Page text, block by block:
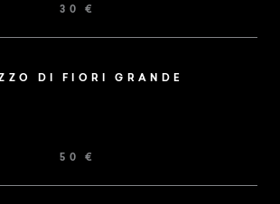
30 €
DI FIORI GRANDE
50 €